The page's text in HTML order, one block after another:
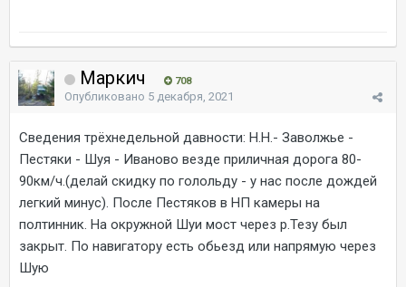
Маркич 708
Опубликовано 5 декабря, 2021
Сведения трёхнедельной давности: Н.Н.- Заволжье -
Пестяки - Шуя - Иваново везде приличная дорога 80-
90км/ч.(делай скидку по голольду - у нас после дождей
легкий минус). После Пестяков в НП камеры на
полтинник. На окружной Шуи мост через р.Тезу был
закрыт. По навигатору есть обьезд или напрямую через
Шую